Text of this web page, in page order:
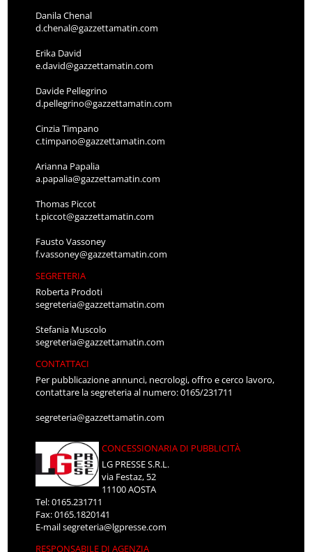
Danila Chenal
d.chenal@gazzettamatin.com
Erika David
e.david@gazzettamatin.com
Davide Pellegrino
d.pellegrino@gazzettamatin.com
Cinzia Timpano
c.timpano@gazzettamatin.com
Arianna Papalia
a.papalia@gazzettamatin.com
Thomas Piccot
t.piccot@gazzettamatin.com
Fausto Vassoney
f.vassoney@gazzettamatin.com
SEGRETERIA
Roberta Prodoti
segreteria@gazzettamatin.com
Stefania Muscolo
segreteria@gazzettamatin.com
CONTATTACI
Per pubblicazione annunci, necrologi, offro e cerco lavoro,
contattare la segreteria al numero: 0165/231711
segreteria@gazzettamatin.com
CONCESSIONARIA DI PUBBLICITÀ
LG PRESSE S.R.L.
via Festaz, 52
11100 AOSTA
Tel: 0165.231711
Fax: 0165.1820141
E-mailsegreteria@lgpresse.com
RESPONSABILE DI AGENZIA